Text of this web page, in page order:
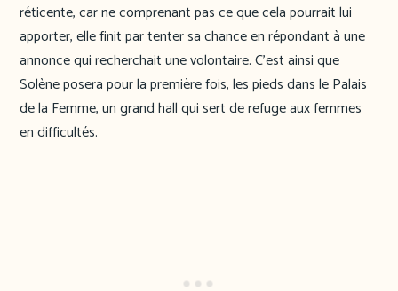
réticente, car ne comprenant pas ce que cela pourrait lui
apporter, elle finit par tenter sa chance en répondant à une
annonce qui recherchait une volontaire. C’est ainsi que
Solène posera pour la première fois, les pieds dans le Palais
de la Femme, un grand hall qui sert de refuge aux femmes
en difficultés.